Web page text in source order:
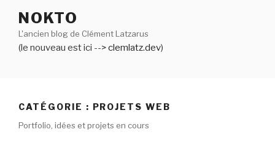
contenu
principal
NOKTO
L'ancien blog de Clément Latzarus
(le nouveau est ici -->clemlatz.dev)
CATÉGORIE : PROJETS WEB
Portfolio, idées et projets en cours